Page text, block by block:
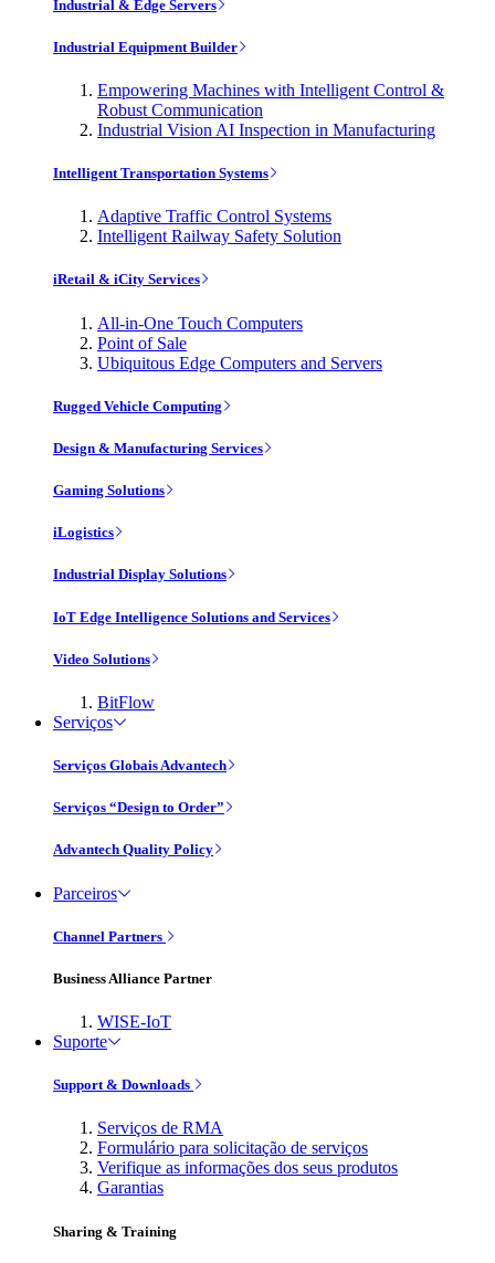
Industrial & Edge Servers
Industrial Equipment Builder
Empowering Machines with Intelligent Control &
Robust Communication
Industrial Vision AI Inspection in Manufacturing
Intelligent Transportation Systems
Adaptive Traffic Control Systems
Intelligent Railway Safety Solution
iRetail & iCity Services
All-in-One Touch Computers
Point of Sale
Ubiquitous Edge Computers and Servers
Rugged Vehicle Computing
Design & Manufacturing Services
Gaming Solutions
iLogistics
Industrial Display Solutions
IoT Edge Intelligence Solutions and Services
Video Solutions
BitFlow
Serviços
Serviços Globais Advantech
Serviços “Design to Order”
Advantech Quality Policy
Parceiros
Channel Partners
Business Alliance Partner
WISE-IoT
Suporte
Support & Downloads
Serviços de RMA
Formulário para solicitação de serviços
Verifique as informações dos seus produtos
Garantias
Sharing & Training